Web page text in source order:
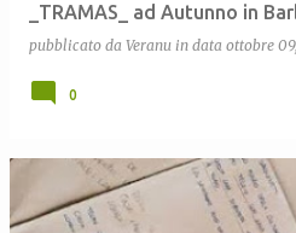
_TRAMAS_ ad Autunno in
pubblicato da Veranu in data ottobre
0